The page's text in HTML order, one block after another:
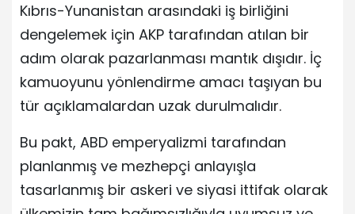
Kıbrıs-Yunanistan arasındaki iş birliğini
dengelemek için AKP tarafından atılan bir
adım olarak pazarlanması mantık dışıdır. İç
kamuoyunu yönlendirme amacı taşıyan bu
tür açıklamalardan uzak durulmalıdır.
Bu pakt, ABD emperyalizmi tarafından
planlanmış ve mezhepçi anlayışla
tasarlanmış bir askeri ve siyasi ittifak olarak